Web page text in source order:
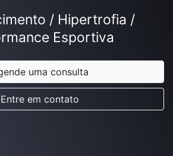
/ Hipertrofia /
Esportiva
uma consulta
Entre em contato